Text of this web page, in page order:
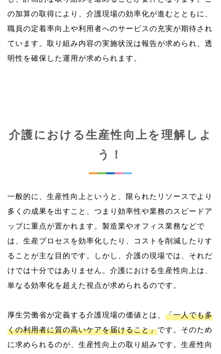
の加算の取得により、介護現場の効率化が進むとともに、
職員の定着率向上や利用者へのサービスの充実が期待され
ています。取り組み内容の実施状況は報告が求められ、透
介護における生産性向上を理解しよ
う！
一般的に、生産性向上というと、限られたリソースでより
多くの成果を出すこと、つまり効率性や業務のスピードア
ップに重点が置かれます。製造業やオフィス業務などで
は、生産プロセスを効率化したり、コストを削減したりす
ることが主な目的です。しかし、介護の現場では、それだ
けでは十分ではありません。介護における生産性向上は、
単なる効率化を超えた視点が求められるのです。
厚生労働省が定義する介護現場の価値とは、 「一人でも多
くの利用者に質の高いケアを届けること」です。そのため
に求められるのが、生産性向上の取り組みです。生産性向